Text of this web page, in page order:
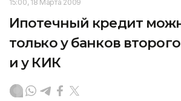
15:00, 18 Марта 2009
Ипотечный кредит
только у банков
и у КИК